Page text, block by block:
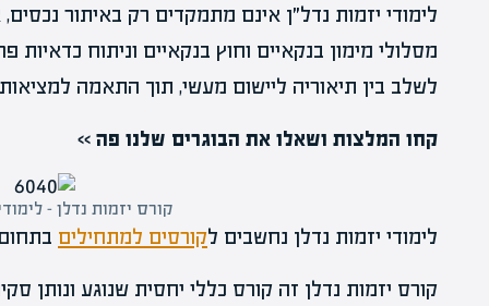
לימודי יזמות נדל״ן אינם מתמקדים רק באיתור
מסלולי מימון בנקאיים וחוץ בנקאיים וניתוח כדאיות
לשלב בין תיאוריה ליישום מעשי, תוך התאמה
קחו המלצות ושאלו את הבוגרים שלנו פה >>
קורס יזמות נדלן –
לימודי יזמות נדלן נחשבים לקורסים למתחילים
קורס יזמות נדלן זה קורס כללי יחסית שנוגע ונותן